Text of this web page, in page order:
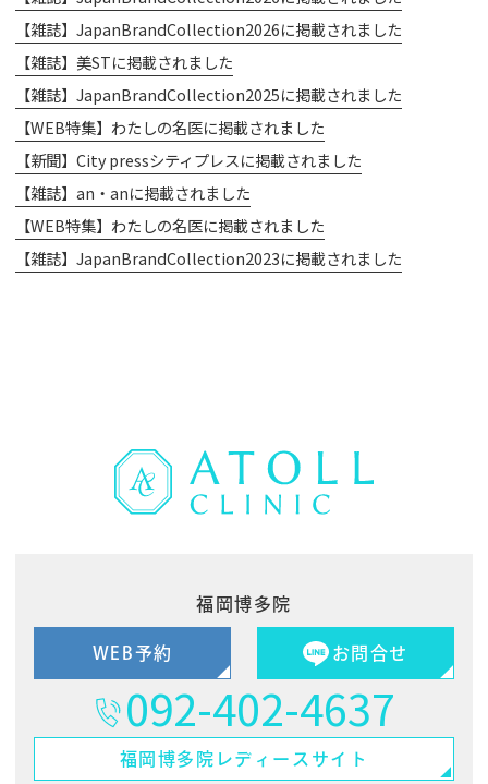
【雑誌】JapanBrandCollection2026に掲載されました
【雑誌】美STに掲載されました
【雑誌】JapanBrandCollection2025に掲載されました
【WEB特集】わたしの名医に掲載されました
【新聞】City pressシティプレスに掲載されました
【雑誌】an・anに掲載されました
【WEB特集】わたしの名医に掲載されました
【雑誌】JapanBrandCollection2023に掲載されました
福岡博多院
WEB予約 お問合せ
092-402-4637
福岡博多院 レディースサイト